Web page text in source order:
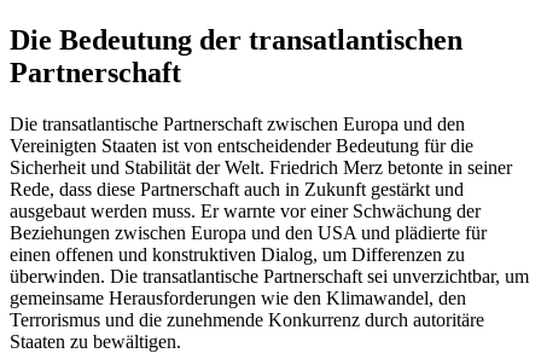
Die Bedeutung der transatlantischen
Partnerschaft
Die transatlantische Partnerschaft zwischen Europa und den
Vereinigten Staaten ist von entscheidender Bedeutung für die
Sicherheit und Stabilität der Welt. Friedrich Merz betonte in seiner
Rede, dass diese Partnerschaft auch in Zukunft gestärkt und
ausgebaut werden muss. Er warnte vor einer Schwächung der
Beziehungen zwischen Europa und den USA und plädierte für
einen offenen und konstruktiven Dialog, um Differenzen zu
überwinden. Die transatlantische Partnerschaft sei unverzichtbar, um
gemeinsame Herausforderungen wie den Klimawandel, den
Terrorismus und die zunehmende Konkurrenz durch autoritäre
Staaten zu bewältigen.